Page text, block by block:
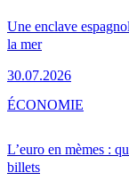
Une enclave
la mer
30.07.2026
L’euro en mèmes :
billets
ÉCONOMIE